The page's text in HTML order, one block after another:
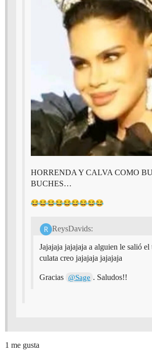
HORRENDA Y CALVA COMO
BUCHES…
ReysDavids:
Jajajaja jajajaja a alguien le salió
culata creo jajajaja jajajaja
Gracias @Sage . Saludos!!
1 me gusta